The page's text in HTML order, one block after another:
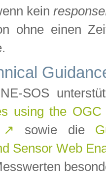
kein
ohne einen
SOS
using the
↗ sowie die
Sensor Web